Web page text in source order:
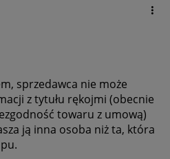
sprzedawca nie może
z tytułu rękojmi (obecnie
towaru z umową)
ją inna osoba niż ta, która